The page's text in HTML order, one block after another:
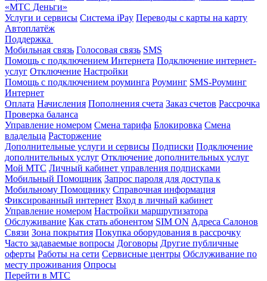
«МТС Деньги»
Услуги и сервисы Система iPay Переводы с карты на карту
Автоплатёж
Поддержка
Мобильная связь Голосовая связь SMS
Помощь с подключением Интернета Подключение интернет-
услуг Отключение Настройки
Помощь с подключением роуминга Роуминг SMS-Роуминг
Интернет
Оплата Начисления Пополнения счета Заказ счетов Рассрочка
Проверка баланса
Управление номером Смена тарифа Блокировка Смена
владельца Расторжение
Дополнительные услуги и сервисы Подписки Подключение
дополнительных услуг Отключение дополнительных услуг
Мой МТС Личный кабинет управления подписками
Мобильный Помощник Запрос пароля для доступа к
Мобильному Помощнику Справочная информация
Фиксированный интернет Вход в личный кабинет
Управление номером Настройки маршрутизатора
Обслуживание Как стать абонентом SIM ON Адреса Салонов
Связи Зона покрытия Покупка оборудования в рассрочку
Часто задаваемые вопросы Договоры Другие публичные
оферты Работы на сети Сервисные центры Обслуживание по
месту проживания Опросы
Перейти в МТС